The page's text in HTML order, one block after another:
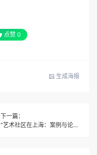
点赞 0
生成海报
下一篇：
“艺术社区在上海：案例与论坛” 社区实体展滚动之一 l 艺术角：高境社区展